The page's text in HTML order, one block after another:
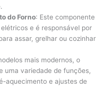
do Forno: Este componente
e é responsável por
assar, grelhar ou cozinhar
mais modernos, o
uma variedade de funções,
aquecimento e ajustes de